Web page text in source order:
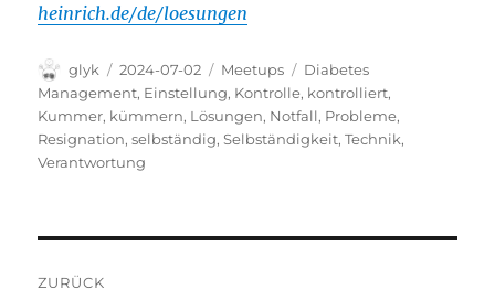
heinrich.de/de/loesungen
Autor
glyk
Veröffentlicht
am
2024-07-02 Kategorien
Meetups Schlagwörter
Diabetes
Management, Einstellung, Kontrolle, kontrolliert,
Kummer, kümmern, Lösungen, Notfall, Probleme,
Resignation,selbständig,Selbständigkeit,Technik,
Verantwortung
ZURÜCK